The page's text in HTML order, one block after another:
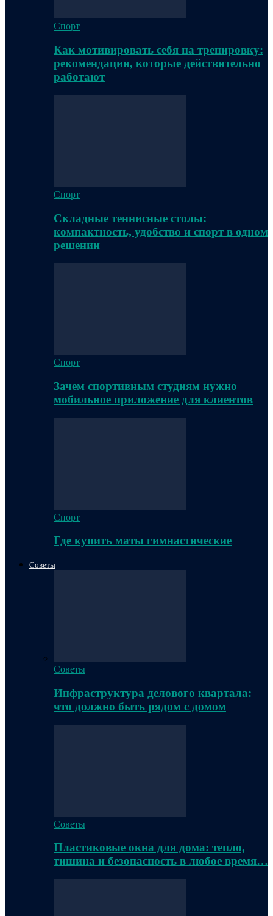
Спорт
Как мотивировать себя на тренировку:
рекомендации, которые действительно
работают
Спорт
Складные теннисные столы:
компактность, удобство и спорт в одном
решении
Спорт
Зачем спортивным студиям нужно
мобильное приложение для клиентов
Спорт
Где купить маты гимнастические
Советы
Советы
Инфраструктура делового квартала:
что должно быть рядом с домом
Советы
Пластиковые окна для дома: тепло,
тишина и безопасность в любое время…